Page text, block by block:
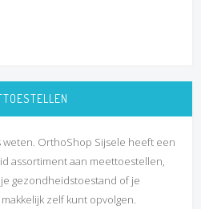
weten. OrthoShop Sijsele heeft een
assortiment aan meettoestellen,
gezondheidstoestand of je
zelf kunt opvolgen.